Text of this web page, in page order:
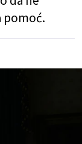
pomoć.